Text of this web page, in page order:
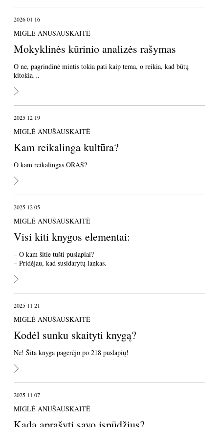
2026 01 16
MIGLĖ ANUŠAUSKAITĖ
Mokyklinės kūrinio analizės rašymas
O ne, pagrindinė mintis tokia pati kaip tema, o reikia, kad būtų
kitokia…
2025 12 19
MIGLĖ ANUŠAUSKAITĖ
Kam reikalinga kultūra?
O kam reikalingas ORAS?
2025 12 05
MIGLĖ ANUŠAUSKAITĖ
Visi kiti knygos elementai:
– O kam šitie tušti puslapiai?
– Pridėjau, kad susidarytų lankas.
2025 11 21
MIGLĖ ANUŠAUSKAITĖ
Kodėl sunku skaityti knygą?
Ne! Šita knyga pagerėjo po 218 puslapių!
2025 11 07
MIGLĖ ANUŠAUSKAITĖ